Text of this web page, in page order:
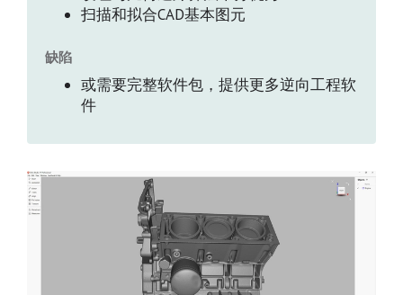
扫描和拟合CAD基本图元
缺陷
或需要完整软件包，提供更多逆向工程软
件